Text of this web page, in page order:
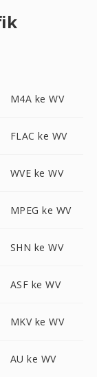
M4A ke WV
FLAC ke WV
WVE ke WV
MPEG ke WV
SHN ke WV
ASF ke WV
MKV ke WV
AU ke WV